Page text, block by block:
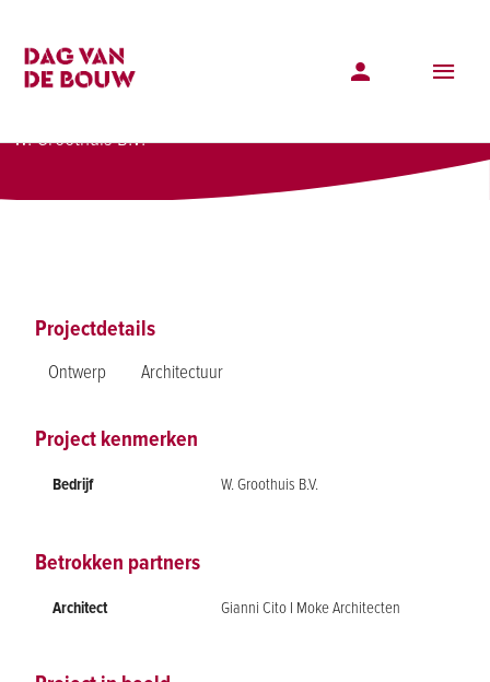
Integraal Kind Centrum Sluisbuurt
W. Groothuis B.V.
Projectdetails
Ontwerp Architectuur
Project kenmerken
Bedrijf W. Groothuis B.V.
Betrokken partners
Architect Gianni Cito I Moke Architecten